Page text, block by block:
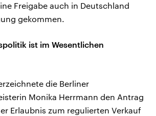
Freigabe auch in Deutschland
gekommen.
ist im Wesentlichen
die Berliner
Monika Herrmann den Antrag
Erlaubnis zum regulierten Verkauf